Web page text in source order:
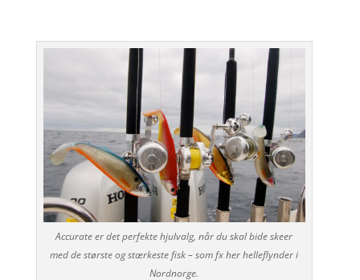
Accurate er det perfekte hjulvalg, når du skal bide skeer
med de største og stærkeste fisk – som fx her helleflynder i
Nordnorge.